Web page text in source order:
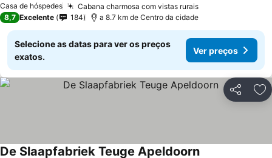
Casa de hóspedes Cabana charmosa com vistas rurais
8,7 Excelente 184 a 8.7 km de Centro da cidade
Selecione as datas para ver os preços
exatos.
Ver preços
Partilhar
De Slaapfabriek Teuge Apeldoorn